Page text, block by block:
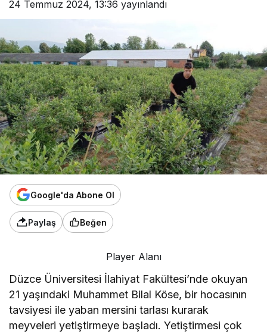
24 Temmuz 2024, 13:36 yayınlandı
Google'da Abone Ol
Paylaş Beğen
Player Alanı
Düzce Üniversitesi İlahiyat Fakültesi’nde okuyan
21 yaşındaki Muhammet Bilal Köse, bir hocasının
tavsiyesi ile yaban mersini tarlası kurarak
meyveleri yetiştirmeye başladı. Yetiştirmesi çok